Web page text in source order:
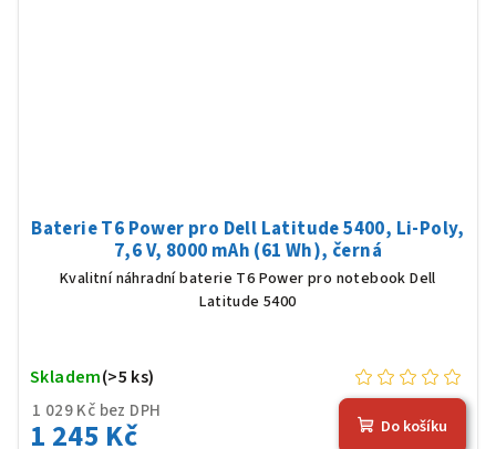
Baterie T6 Power pro Dell Latitude 5400, Li-Poly,
7,6 V, 8000 mAh (61 Wh), černá
Kvalitní náhradní baterie T6 Power pro notebook Dell
Latitude 5400
1 029 Kč bez DPH
1 245 Kč
Skladem(>5 ks)
Do košíku